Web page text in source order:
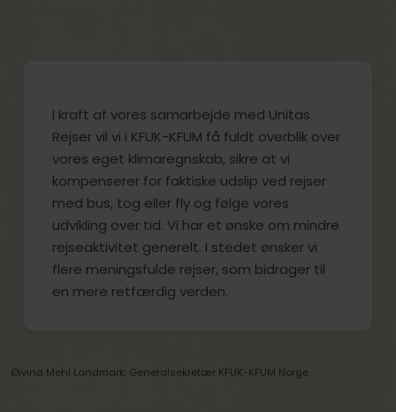
I kraft af vores samarbejde med Unitas
Rejser vil vi i KFUK-KFUM få fuldt overblik over
vores eget klimaregnskab, sikre at vi
kompenserer for faktiske udslip ved rejser
med bus, tog eller fly og følge vores
udvikling over tid. Vi har et ønske om mindre
rejseaktivitet generelt. I stedet ønsker vi
flere meningsfulde rejser, som bidrager til
en mere retfærdig verden.
Øivind Mehl Landmark, Generalsekretær KFUK-KFUM Norge